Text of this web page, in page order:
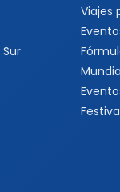
Viajes